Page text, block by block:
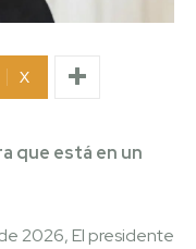
X
que está en un
2026, El presidente